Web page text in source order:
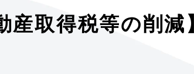
産取得税等の削減